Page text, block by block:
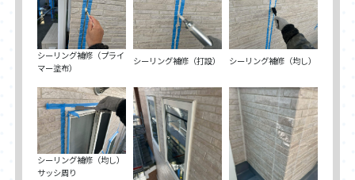
シーリング補修（プライ
マー塗布）
シーリング補修（打設） シーリング補修（均し）
シーリング補修（均し）
サッシ周り